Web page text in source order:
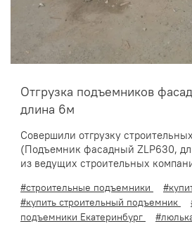
Отгрузка подъемников
длина 6м
Совершили отгрузку
(Подъемник фасадный ZLP630,
из ведущих строительных
#строительные подъемники
#купить строительный подъемник
подъемники Екатеринбург